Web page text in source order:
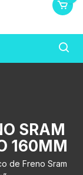
SRAM
160MM
de Freno Sram